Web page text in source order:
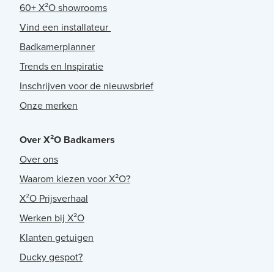
60+ X²O showrooms
Vind een installateur
Badkamerplanner
Trends en Inspiratie
Inschrijven voor de nieuwsbrief
Onze merken
Over X²O Badkamers
Over ons
Waarom kiezen voor X²O?
X²O Prijsverhaal
Werken bij X²O
Klanten getuigen
Ducky gespot?